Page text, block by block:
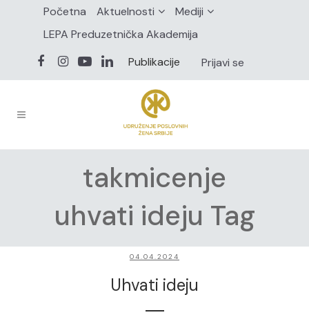
Početna Aktuelnosti
Mediji
LEPA Preduzetnička Akademija
Publikacije
Prijavi se
takmicenje
uhvati ideju Tag
04.04.2024
Uhvati ideju